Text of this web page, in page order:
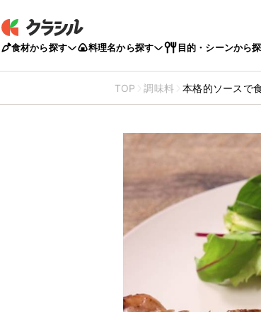
食材から探す 料理名から探す 目的・シーンから
TOP 調味料 本格的ソースで